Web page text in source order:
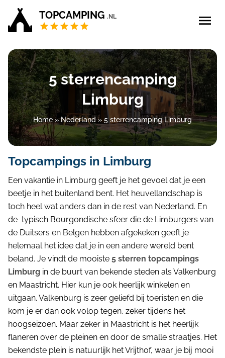
TOPCAMPING .NL
Blog
5 sterren campings
4 sterren campings
Campings Privé sanitair
Zoek & boek
Blog
5 sterrencamping
Limburg
Home »Nederland» 5 sterrencamping Limburg
Regio
Nederland
Limburg (5)
Type verblijf
Sorteer op
Aantal sterren
5 Sterren (5)
Faciliteiten
Aan het water (3)
Animatieteam (5)
Bootverhuur (2)
Topcampings in Limburg
Een vakantie in Limburg geeft je het gevoel dat je een
beetje in het buitenland bent. Het heuvellandschap is
toch heel wat anders dan in de rest van Nederland. En
de typisch Bourgondische sfeer die de Limburgers van
de Duitsers en Belgen hebben afgekeken geeft je
helemaal het idee dat je in een andere wereld bent
beland. Je vindt de mooiste 5 sterren topcampings
Limburg in de buurt van bekende steden als Valkenburg
en Maastricht. Hier kun je ook heerlijk winkelen en
uitgaan. Valkenburg is zeer geliefd bij toeristen en die
kom je er dan ook volop tegen, zeker tijdens het
hoogseizoen. Maar zeker in Maastricht is het heerlijk
flaneren over de pleinen en door de smalle straatjes. Het
bekendste plein is natuurlijk het Vrijthof, waar je bij mooi